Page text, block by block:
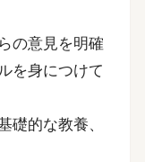
の意見を明確
を身につけて
礎的な教養、